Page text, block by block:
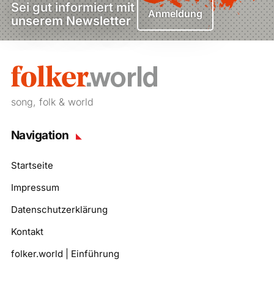
Sei gut informiert mit
unserem Newsletter
Anmeldung
song, folk & world
Navigation
Startseite
Impressum
Datenschutzerklärung
Kontakt
folker.world | Einführung